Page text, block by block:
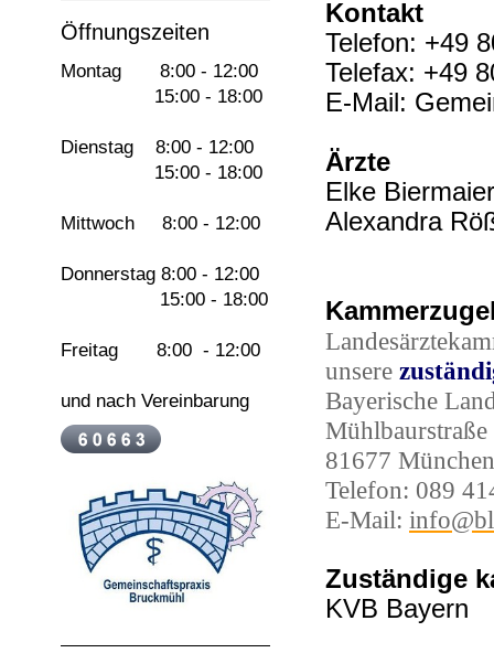
Öffnungszeiten
Montag 8:00 - 12:00
15:00 - 18:00
Dienstag 8:00 - 12:00
15:00 - 18:00
Mittwoch 8:00 - 12:00
Donnerstag 8:00 - 12:00
15:00 - 18:00
Freitag 8:00 - 12:00
und nach Vereinbarung
Kontakt
Telefon: +49
Telefax: +49
E-Mail:
Ärzte
Elke Biermaier
Alexandra
unsere
Bayerische
Mühlbaurstraße
81677 München
Telefon: 089
E-Mail:
Zuständige
KVB Bayern